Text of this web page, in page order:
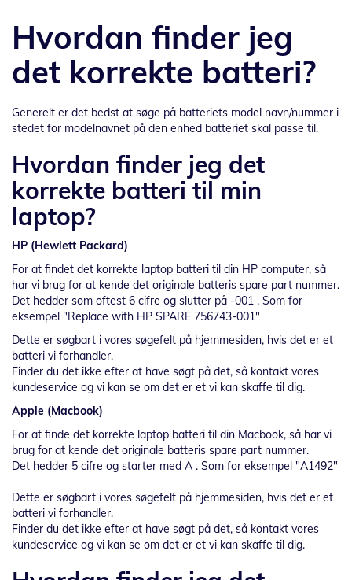
Hvordan finder jeg
det korrekte batteri?
Generelt er det bedst at søge på batteriets model navn/nummer i
stedet for modelnavnet på den enhed batteriet skal passe til.
Hvordan finder jeg det
korrekte batteri til min
laptop?
HP (Hewlett Packard)
For at findet det korrekte laptop batteri til din HP computer, så
har vi brug for at kende det originale batteris spare part nummer.
Det hedder som oftest 6 cifre og slutter på -001 . Som for
eksempel "Replace with HP SPARE 756743-001"
Dette er søgbart i vores søgefelt på hjemmesiden, hvis det er et
batteri vi forhandler.
Finder du det ikke efter at have søgt på det, så kontakt vores
kundeservice og vi kan se om det er et vi kan skaffe til dig.
Apple (Macbook)
For at finde det korrekte laptop batteri til din Macbook, så har vi
brug for at kende det originale batteris spare part nummer.
Det hedder 5 cifre og starter med A . Som for eksempel "A1492"
Dette er søgbart i vores søgefelt på hjemmesiden, hvis det er et
batteri vi forhandler.
Finder du det ikke efter at have søgt på det, så kontakt vores
kundeservice og vi kan se om det er et vi kan skaffe til dig.